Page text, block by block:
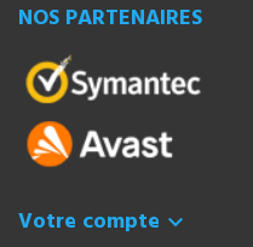
NOS PARTENAIRES
Votre compte 